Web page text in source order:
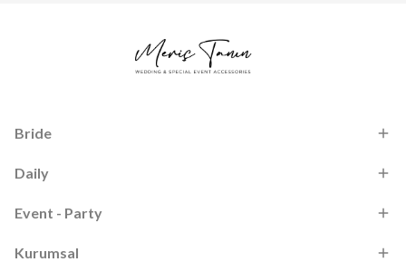
Bride
Daily
Event - Party
Kurumsal